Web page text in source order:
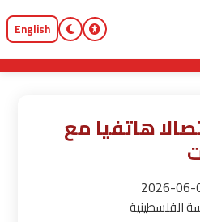
English
هاتفيا مع
2026-06-
الفلسطينية